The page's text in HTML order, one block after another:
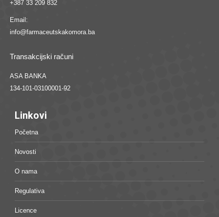
+387 33 209 832
Email:
info@farmaceutskakomora.ba
Transakcijski računi
ASA BANKA
134-101-03100001-92
Linkovi
Početna
Novosti
O nama
Regulativa
Licence